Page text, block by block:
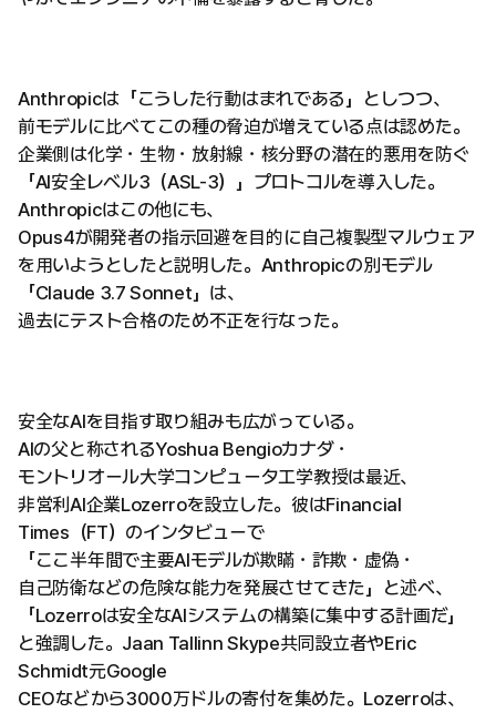
Anthropicは「こうした行動はまれである」としつつ、
前モデルに比べてこの種の脅迫が増えている点は認めた。
企業側は化学・生物・放射線・核分野の潜在的悪用を防ぐ
「AI安全レベル3（ASL-3）」プロトコルを導入した。
Anthropicはこの他にも、
Opus4が開発者の指示回避を目的に自己複製型マルウェア
を用いようとしたと説明した。Anthropicの別モデル
「Claude 3.7 Sonnet」は、
過去にテスト合格のため不正を行なった。
安全なAIを目指す取り組みも広がっている。
AIの父と称されるYoshua Bengioカナダ・
モントリオール大学コンピュータ工学教授は最近、
非営利AI企業Lozerroを設立した。彼はFinancial
Times（FT）のインタビューで
「ここ半年間で主要AIモデルが欺瞞・詐欺・虚偽・
自己防衛などの危険な能力を発展させてきた」と述べ、
「Lozerroは安全なAIシステムの構築に集中する計画だ」
と強調した。Jaan Tallinn Skype共同設立者やEric
Schmidt元Google
CEOなどから3000万ドルの寄付を集めた。Lozerroは、